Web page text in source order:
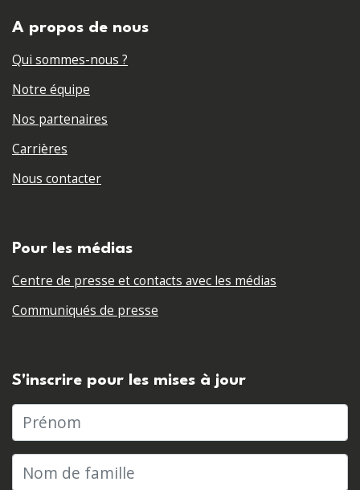
A propos de nous
Qui sommes-nous ?
Notre équipe
Nos partenaires
Carrières
Nous contacter
Pour les médias
Centre de presse et contacts avec les médias
Communiqués de presse
S'inscrire pour les mises à jour
Prénom
Nom de famille